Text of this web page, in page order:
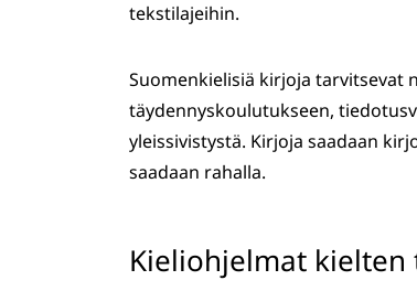
tekstilajeihin.
Suomenkielisiä kirjoja tarvitsevat
täydennyskoulutukseen,
yleissivistystä. Kirjoja saadaan
saadaan rahalla.
Kieliohjelmat kielten